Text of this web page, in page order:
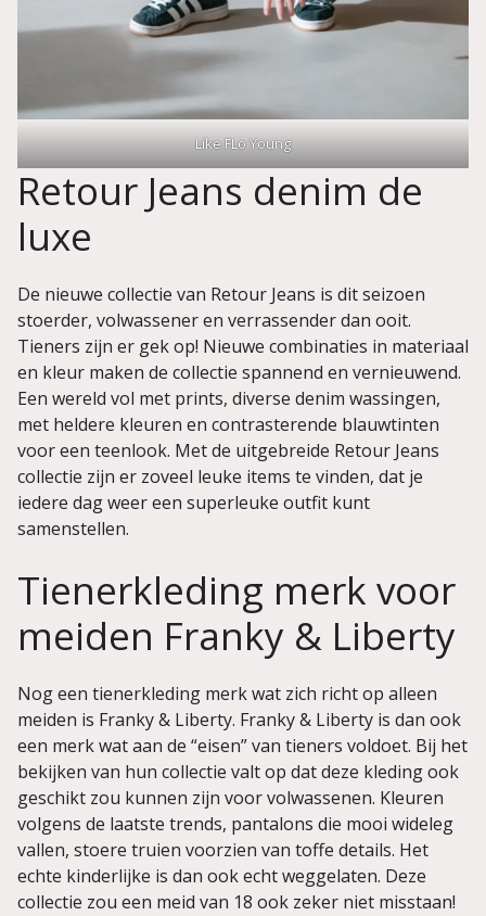
Like FLo Young
Retour Jeans denim de
luxe
De nieuwe collectie van Retour Jeans is dit seizoen
stoerder, volwassener en verrassender dan ooit.
Tieners zijn er gek op! Nieuwe combinaties in materiaal
en kleur maken de collectie spannend en vernieuwend.
Een wereld vol met prints, diverse denim wassingen,
met heldere kleuren en contrasterende blauwtinten
voor een teenlook. Met de uitgebreide Retour Jeans
collectie zijn er zoveel leuke items te vinden, dat je
iedere dag weer een superleuke outfit kunt
samenstellen.
Tienerkleding merk voor
meiden Franky & Liberty
Nog een tienerkleding merk wat zich richt op alleen
meiden is Franky & Liberty. Franky & Liberty is dan ook
een merk wat aan de “eisen” van tieners voldoet. Bij het
bekijken van hun collectie valt op dat deze kleding ook
geschikt zou kunnen zijn voor volwassenen. Kleuren
volgens de laatste trends, pantalons die mooi wideleg
vallen, stoere truien voorzien van toffe details. Het
echte kinderlijke is dan ook echt weggelaten. Deze
collectie zou een meid van 18 ook zeker niet misstaan!